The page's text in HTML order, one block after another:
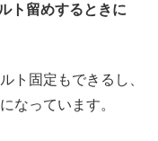
ト留めするときに
ト固定もできるし、
なっています。